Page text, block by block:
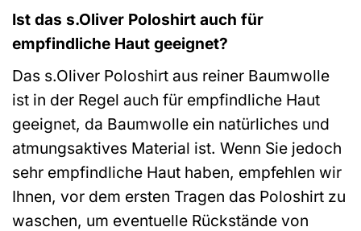
Ist das s.Oliver Poloshirt auch für
empfindliche Haut geeignet?
Das s.Oliver Poloshirt aus reiner Baumwolle
ist in der Regel auch für empfindliche Haut
geeignet, da Baumwolle ein natürliches und
atmungsaktives Material ist. Wenn Sie jedoch
sehr empfindliche Haut haben, empfehlen wir
Ihnen, vor dem ersten Tragen das Poloshirt zu
waschen, um eventuelle Rückstände von